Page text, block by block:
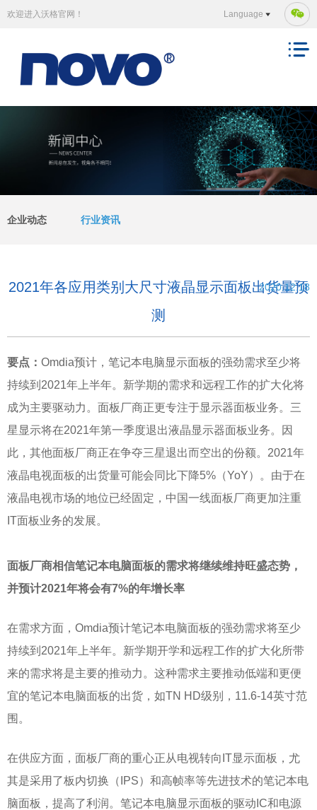
欢迎进入沃格官网！ Language
企业动态 行业资讯
2021年各应用类别大尺寸液晶显示面板出货量预
测
2020.12.18
要点： Omdia预计，笔记本电脑显示面板的强劲需求至少将
持续到2021年上半年。新学期的需求和远程工作的扩大化将
成为主要驱动力。面板厂商正更专注于显示器面板业务。三
星显示将在2021年第一季度退出液晶显示器面板业务。因
此，其他面板厂商正在争夺三星退出而空出的份额。2021年
液晶电视面板的出货量可能会同比下降5%（YoY）。由于在
液晶电视市场的地位已经固定，中国一线面板厂商更加注重
IT面板业务的发展。
面板厂商相信笔记本电脑面板的需求将继续维持旺盛态势，
并预计2021年将会有7%的年增长率
在需求方面， Omdia预计笔记本电脑面板的强劲需求将至少
持续到2021年上半年。新学期开学和远程工作的扩大化所带
来的需求将是主要的推动力。这种需求主要推动低端和更便
宜的笔记本电脑面板的出货，如TN HD级别，11.6-14英寸范
围。
在供应方面，面板厂商的重心正从电视转向 IT显示面板，尤
其是采用了板内切换（IPS）和高帧率等先进技术的笔记本电
脑面板，提高了利润。笔记本电脑显示面板的驱动IC和电源